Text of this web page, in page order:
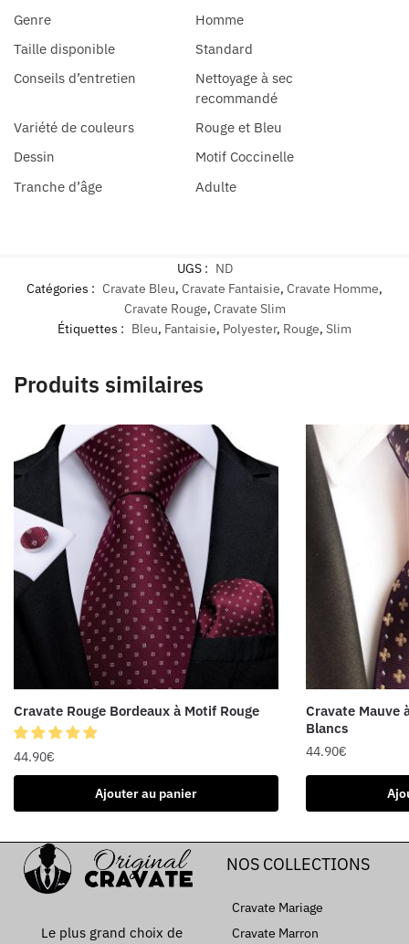
Genre
Homme
Taille disponible
Standard
Conseils d’entretien
Nettoyage à sec
recommandé
Variété de couleurs
Rouge et Bleu
Dessin
Motif Coccinelle
Tranche d’âge
Adulte
UGS : ND
Catégories : Cravate Bleu, Cravate Fantaisie, Cravate Homme,
Cravate Rouge, Cravate Slim
Étiquettes : Bleu, Fantaisie, Polyester, Rouge, Slim
Produits similaires
Cravate Rouge Bordeaux à Motif Rouge
44.90€
Ajouter au panier
Cravate Mauve
Blancs
44.90€
Le plus grand choix de
NOS COLLECTIONS
Cravate Mariage
Cravate Marron